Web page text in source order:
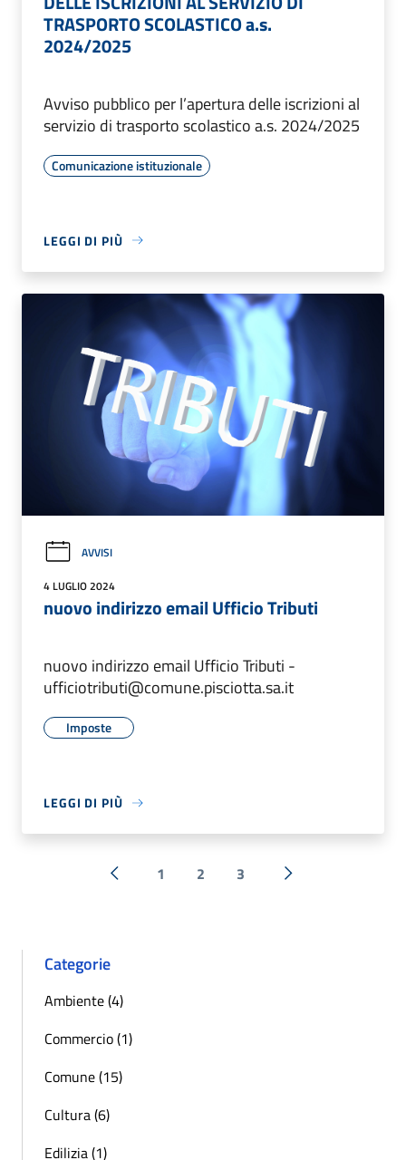
TRASPORTO SCOLASTICO a.s.
2024/2025
Avviso pubblico per l’apertura delle iscrizioni al
servizio di trasporto scolastico a.s. 2024/2025
Comunicazione istituzionale
LEGGI DI PIÙ
AVVISI
4 LUGLIO 2024
nuovo indirizzo email Ufficio Tributi
nuovo indirizzo email Ufficio Tributi -
ufficiotributi@comune.pisciotta.sa.it
Imposte
LEGGI DI PIÙ
« Precedente
1 2 3 Successiva »
Categorie
Ambiente (4)
Commercio (1)
Comune (15)
Cultura (6)
Edilizia (1)